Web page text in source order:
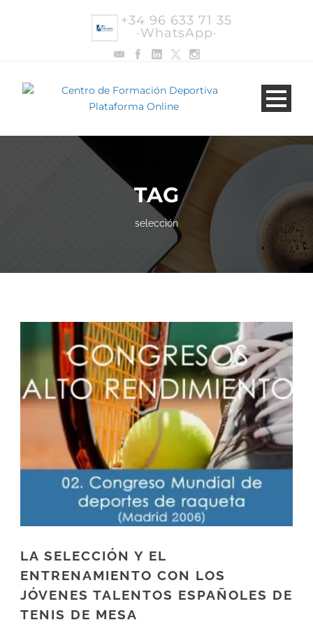
+34 96 633 71 35
·WhatsApp·
TAG
selección
LA SELECCIÓN Y EL
ENTRENAMIENTO CON LOS
JÓVENES TALENTOS ESPAÑOLES DE
TENIS DE MESA